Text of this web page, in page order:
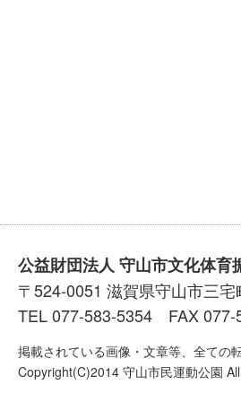
公益財団法人 守山市文化体
〒524-0051 滋賀県守山市三宅
TEL 077-583-5354 FAX 077-
掲載されている画像・文章等、全ての
Copyright(C)2014 守山市民運動公園